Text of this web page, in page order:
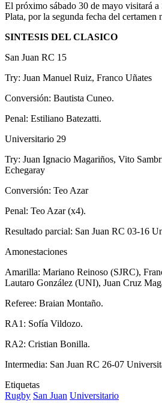
El próximo sábado 30 de mayo visitará
Plata, por la segunda fecha del certamen
SINTESIS DEL CLASICO
San Juan RC 15
Try: Juan Manuel Ruiz, Franco Uñates
Conversión: Bautista Cuneo.
Penal: Estiliano Batezatti.
Universitario 29
Try: Juan Ignacio Magariños, Vito
Echegaray
Conversión: Teo Azar
Penal: Teo Azar (x4).
Resultado parcial: San Juan RC 03-16
Amonestaciones
Amarilla: Mariano Reinoso (SJRC),
Lautaro González (UNI), Juan Cruz
Referee: Braian Montaño.
RA1: Sofía Vildozo.
RA2: Cristian Bonilla.
Intermedia: San Juan RC 26-07
Etiquetas
Rugby San Juan Universitario